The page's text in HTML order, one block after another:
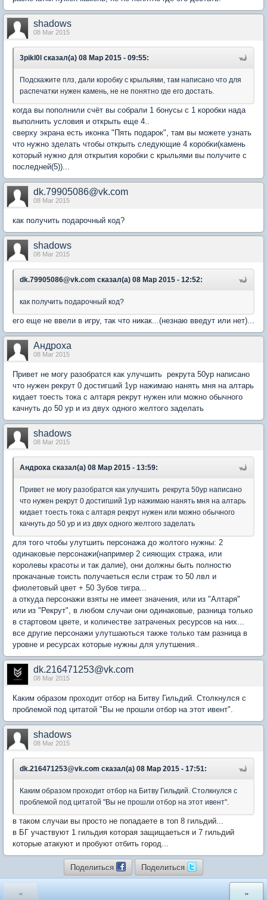
shadows
08 Mar 2015
3pikl0l сказал(а) 08 Мар 2015 - 09:55:
Подскажите плз, дали коробку с крыльями, там написано что для
распечатки нужен камень, не не понятно где его достать.
когда вы пополнили счёт вы собрали 1 бонусы с 1 коробки нада
выполнить условия и открыть еще 4..
сверху экрана есть иконка "Пять подарок", там вы можете узнать
что нужно зделать чтобы открыть следующие 4 коробки(камень
который нужно для открытия коробки с крыльями вы получите с
последней(5))...
dk.79905086@vk.com
08 Mar 2015
как получить подарочный код?
shadows
08 Mar 2015
dk.79905086@vk.com сказал(а) 08 Мар 2015 - 12:52:
как получить подарочный код?
его еще не ввели в игру, так что никак...(незнаю введут или нет)...
Андроха
08 Mar 2015
Привет не могу разобратся как улучшить рекрута 50ур написано
что нужен рекрут 0 достигший 1ур нажимаю нанять мня на алтарь
кидает тоесть тока с алтаря рекрут нужен или можно обычного
качнуть до 50 ур и из двух одного желтого заделать
shadows
08 Mar 2015
Андроха сказал(а) 08 Мар 2015 - 13:59:
Привет не могу разобратся как улучшить рекрута 50ур написано
что нужен рекрут 0 достигший 1ур нажимаю нанять мня на алтарь
кидает тоесть тока с алтаря рекрут нужен или можно обычного
качнуть до 50 ур и из двух одного желтого заделать
для того чтобы улутшить персонажа до жолтого нужны: 2
одинаковые персонажи(например 2 сияющих стража, или
королевы красоты и так далие), они должны быть полностю
прокачаные тоисть получаеться если страж то 50 лвл и
фиолетовый цвет + 50 Зубов тигра...
а откуда персонажи взяты не имеет значения, или из "Алтаря"
или из "Рекрут", в любом случаи они одинаковые, разница только
в стартовом цвете, и количестве затраченых ресурсов на них...
все другие персонажи улутшаються также только там разница в
уровне и ресурсах которые нужны для улутшения..
dk.216471253@vk.com
08 Mar 2015
Каким образом проходит отбор на Битву Гильдий. Столкнулся с
проблемой под цитатой "Вы не прошли отбор на этот ивент".
shadows
08 Mar 2015
dk.216471253@vk.com сказал(а) 08 Мар 2015 - 17:51:
Каким образом проходит отбор на Битву Гильдий. Столкнулся с
проблемой под цитатой "Вы не прошли отбор на этот ивент".
в таком случаи вы просто не попадаете в топ 8 гильдий...
в БГ участвуют 1 гильдия которая защищаеться и 7 гильдий
которые атакуют и пробуют отбить город...
Поделиться Поделиться
« »